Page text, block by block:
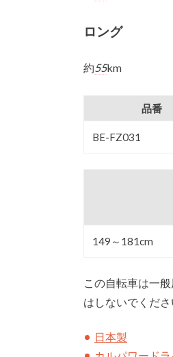
ロング
約55km
品番
BE-FZ031
149～181cm
この自転車は一
はしないでくださ
日本製